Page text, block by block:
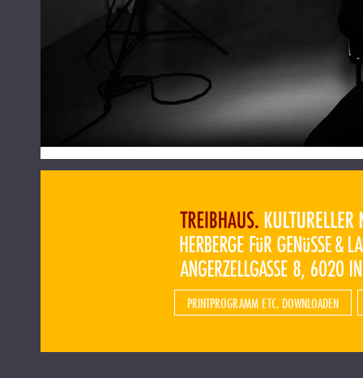
PRINTPROGRAMM ETC. DOWNLOADEN